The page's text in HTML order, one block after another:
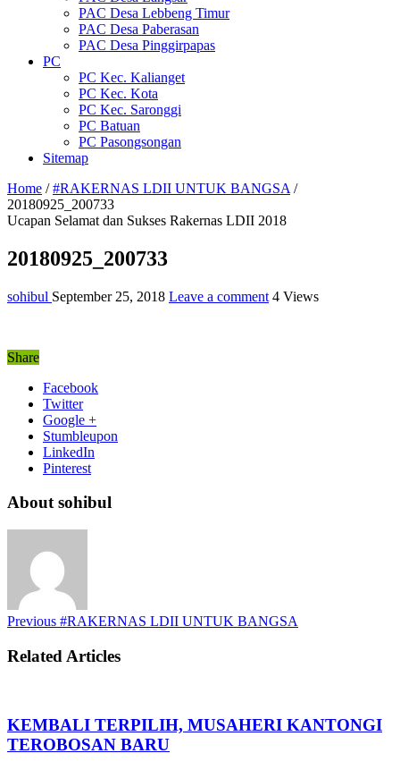
PAC Desa Lebbeng Timur
PAC Desa Paberasan
PAC Desa Pinggirpapas
PC
PC Kec. Kalianget
PC Kec. Kota
PC Kec. Saronggi
PC Batuan
PC Pasongsongan
Sitemap
Home / #RAKERNAS LDII UNTUK BANGSA /
20180925_200733
Ucapan Selamat dan Sukses Rakernas LDII 2018
20180925_200733
sohibul September 25, 2018 Leave a comment 4 Views
Share
Facebook
Twitter
Google +
Stumbleupon
LinkedIn
Pinterest
About sohibul
Previous #RAKERNAS LDII UNTUK BANGSA
Related Articles
KEMBALI TERPILIH, MUSAHERI KANTONGI
TEROBOSAN BARU